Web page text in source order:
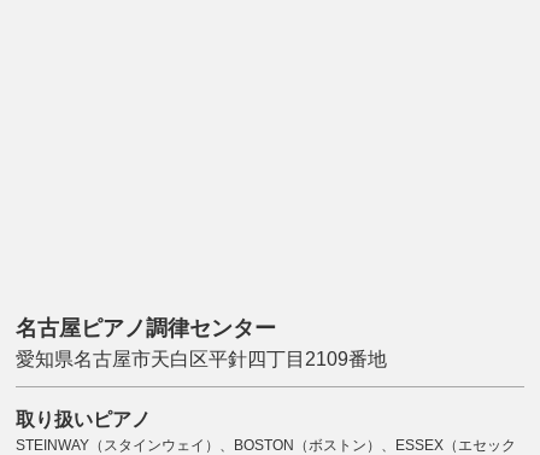
名古屋ピアノ調律センター
愛知県名古屋市天白区平針四丁目2109番地
取り扱いピアノ
STEINWAY（スタインウェイ）、BOSTON（ボストン）、ESSEX（エセック